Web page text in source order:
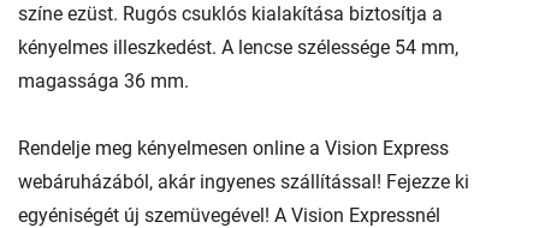
színe ezüst. Rugós csuklós kialakítása biztosítja a
kényelmes illeszkedést. A lencse szélessége 54 mm,
magassága 36 mm.
Rendelje meg kényelmesen online a Vision Express
webáruházából, akár ingyenes szállítással! Fejezze ki
egyéniségét új szemüvegével! A Vision Expressnél